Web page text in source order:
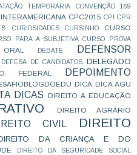
TEMPORÁRIA
CONVENÇÃO 169
CPC2015 CPI CPR
CURIOSIDADES CURSINHO CURSO
PARA A SUBJETIVA
CURSO PROVA
DEBATE
DEFENSOR
DEFESA DE CANDIDATOS
DELEGADO
FEDERAL DEPOIMENTO
DICA DICA AGU
DICAS DIREITO A EDUCAÇÃO
DIREITO AGRÁRIO
CIVIL
DIREITO
DA CRIANÇA E DO
DIREITO DA SEGURIDADE SOCIAL